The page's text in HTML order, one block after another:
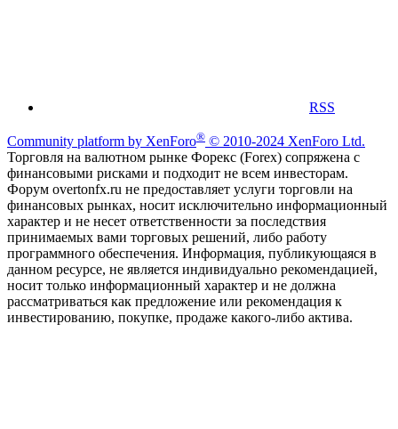
RSS
Community platform by XenForo® © 2010-2024 XenForo Ltd.
Торговля на валютном рынке Форекс (Forex) сопряжена с
финансовыми рисками и подходит не всем инвесторам.
Форум overtonfx.ru не предоставляет услуги торговли на
финансовых рынках, носит исключительно информационный
характер и не несет ответственности за последствия
принимаемых вами торговых решений, либо работу
программного обеспечения. Информация, публикующаяся в
данном ресурсе, не является индивидуально рекомендацией,
носит только информационный характер и не должна
рассматриваться как предложение или рекомендация к
инвестированию, покупке, продаже какого-либо актива.